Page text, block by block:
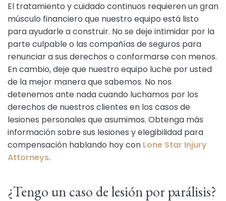
El tratamiento y cuidado continuos requieren un gran
músculo financiero que nuestro equipo está listo
para ayudarle a construir. No se deje intimidar por la
parte culpable o las compañías de seguros para
renunciar a sus derechos o conformarse con menos.
En cambio, deje que nuestro equipo luche por usted
de la mejor manera que sabemos. No nos
detenemos ante nada cuando luchamos por los
derechos de nuestros clientes en los casos de
lesiones personales que asumimos. Obtenga más
información sobre sus lesiones y elegibilidad para
compensación hablando hoy con Lone Star Injury
Attorneys.
¿Tengo un caso de lesión por parálisis?